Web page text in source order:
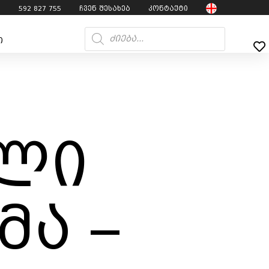
592 827 755 ჩვენ შესახებ კონტაქტი
–